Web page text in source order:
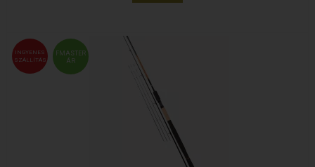
FMASTER
ÁR
INGYENES
SZÁLLÍTÁS